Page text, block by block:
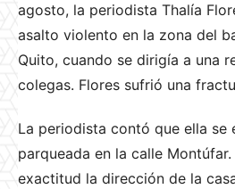
agosto, la periodista Thalía
asalto violento en la zona del
Quito, cuando se dirigía a una
colegas. Flores sufrió una
La periodista contó que ella se
parqueada en la calle
exactitud la dirección de la